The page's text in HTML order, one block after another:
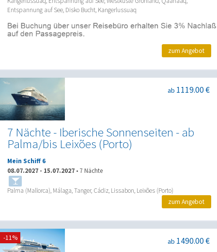
Entspannung auf See, Disko Bucht, Kangerlussuaq
zum Angebot
7 Nächte - Iberische Sonnenseiten - ab
Palma/bis Leixões (Porto)
ab 1119.00 €
Mein Schiff 6
08.07.2027 - 15.07.2027 • 7 Nächte
Palma (Mallorca), Málaga, Tanger, Cádiz, Lissabon, Leixões (Porto)
zum Angebot
ab 1490.00 €
-11%